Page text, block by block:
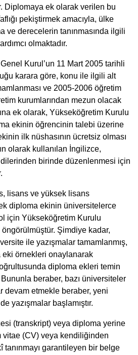
Diplomaya ek olarak verilen bu
pekiştirmek amacıyla, ülke
ve derecelerin tanınmasında ilgili
olmaktadır.
Kurul’un 11 Mart 2005 tarihli
karara göre, konu ile ilgili alt
ve 2005-2006 öğretim
kurumlarından mezun olacak
ek olarak, Yükseköğretim Kurulu
ekinin öğrencinin talebi üzerine
ilk nüshasının ücretsiz olması
olarak kullanılan İngilizce,
dilerinden birinde düzenlenmesi için
lisans ve yüksek lisans
diploma ekinin üniversitelerce
için Yükseköğretim Kurulu
öngörülmüştür. Şimdiye kadar,
ile yazışmalar tamamlanmış,
örnekleri onaylanarak
diploma ekleri temin
beraber, bazı üniversiteler
devam etmekle beraber, yeni
yazışmalar başlamıştır.
(transkript) veya diploma yerine
vitae (CV) veya kendiliğinden
garantileyen bir belge